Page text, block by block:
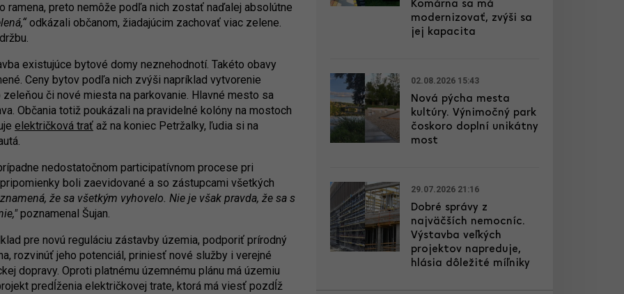
ramena, preto nemôže podľa nich zostať naďalej absolútne
odkázali občanom, žiadajúcim zachovať viac zelene.
existujúce bytové domy neznehodnotí. Takéto obavy
Ceny bytov podľa nich zvýši napríklad vytvorenie
či nové miesta na parkovanie. Hlavné mesto sa
Občania totiž poukázali na pravidelné kolóny na mostoch
električková trať až na koniec Petržalky, ľudia si na
nedostatočnom participatívnom procese pri
boli zaevidované a so zástupcami všetkých
že sa všetkým vyhovelo. Nie je však pravda, že sa s
poznamenal Šujan.
pre novú reguláciu zástavby územia, podporiť prírodný
rozvinúť jeho potenciál, priniesť nové služby i verejné
dopravy. Oproti platnému územnému plánu má územiu
predĺženia električkovej trate, ktorá má viesť pozdĺž
Komárna sa má
modernizovať, zvýši sa
jej kapacita
02.08.2026 15:43
Nová pýcha mesta
kultúry. Výnimočný park
čoskoro doplní unikátny
most
29.07.2026 21:16
Dobré správy z
najväčších nemocníc.
Výstavba veľkých
projektov napreduje,
hlásia dôležité míľniky